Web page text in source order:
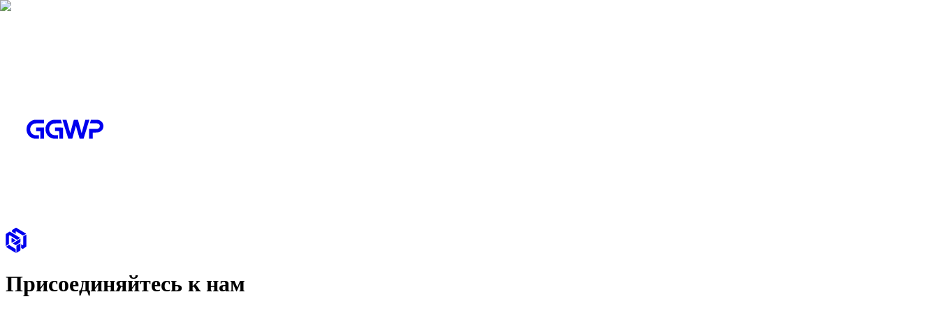
Присоединяйтесь к нам